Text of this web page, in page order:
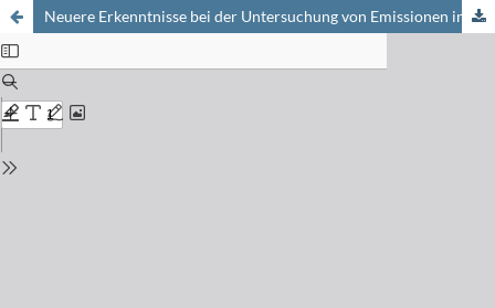
Neuere Erkenntnisse bei der Untersuchung von Emissionen industrieller Anlagen